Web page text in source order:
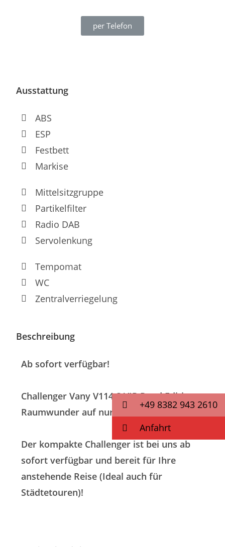
per Telefon
Ausstattung
ABS
ESP
Festbett
Markise
Mittelsitzgruppe
Partikelfilter
Radio DAB
Servolenkung
Tempomat
WC
Zentralverriegelung
Beschreibung
Ab sofort verfügbar!
Challenger Vany V114 S VIP Road Edition:
Raumwunder auf nur 5,4 Meter Länge!
Der kompakte Challenger ist bei uns ab
sofort verfügbar und bereit für Ihre
anstehende Reise(Ideal auch für
Städtetouren)!
+49 8382 943 2610
Anfahrt